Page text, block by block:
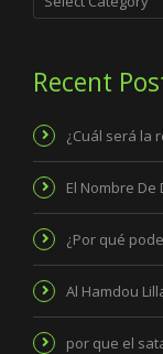
Recent
¿Cuál será la
El Nombre De
¿Por qué
Al Hamdou
por que el